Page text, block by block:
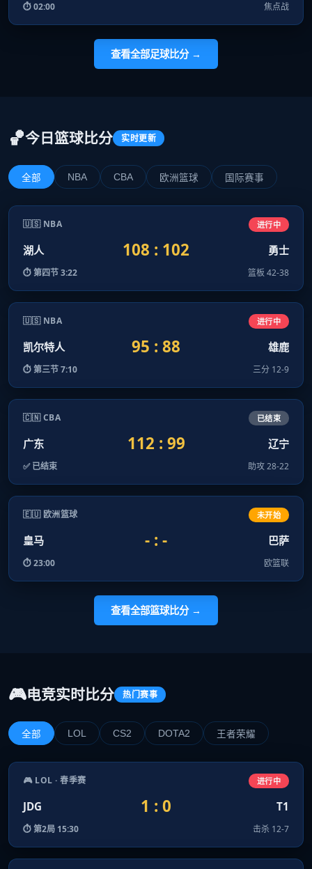
⏱ 02:00 焦点战
查看全部足球比分 →
🏀今日篮球比分 实时更新
全部 NBA CBA 欧洲篮球 国际赛事
🇺🇸 NBA 进行中
湖人 108 : 102 勇士
⏱ 第四节 3:22 篮板 42-38
🇺🇸 NBA 进行中
凯尔特人 95 : 88 雄鹿
⏱ 第三节 7:10 三分 12-9
🇨🇳 CBA 已结束
广东 112 : 99 辽宁
✅ 已结束 助攻 28-22
🇪🇺 欧洲篮球 未开始
皇马 - : - 巴萨
⏱ 23:00 欧篮联
查看全部篮球比分 →
🎮电竞实时比分 热门赛事
全部 LOL CS2 DOTA2 王者荣耀
🎮 LOL · 春季赛 进行中
JDG 1 : 0 T1
⏱ 第2局 15:30 击杀 12-7